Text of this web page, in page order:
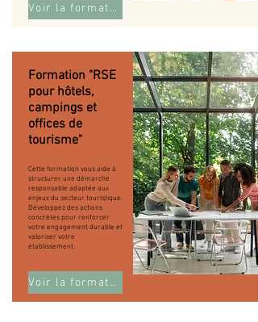
Voir la formation
Formation "RSE
pour hôtels,
campings et
offices de
tourisme"
Cette formation vous aide à
structurer une démarche
responsable adaptée aux
enjeux du secteur touristique.
Développez des actions
concrètes pour renforcer
votre engagement durable et
valoriser votre
établissement.
Voir la formation